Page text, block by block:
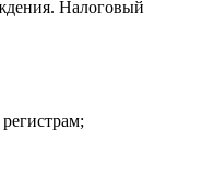
Налоговый